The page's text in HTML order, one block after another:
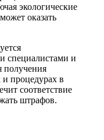
экологические
оказать
специалистами и
получения
процедурах в
соответствие
штрафов.